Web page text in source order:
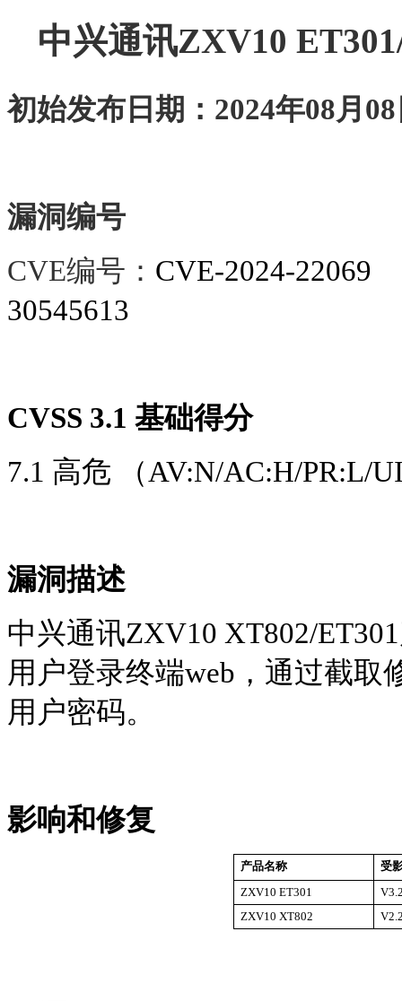
中兴通讯ZXV10
初始发布日期： 2024年08月
漏洞编号
CVE编号： CVE-2024-22069
30545613
CVSS 3.1 基础得分
7.1 高危 （AV:N/AC:H/PR:L/
漏洞描述
中兴通讯ZXV10 XT802/
用户登录终端web，通过截
用户密码。
影响和修复
产品名称
受
ZXV10 ET301
ZXV10 XT802